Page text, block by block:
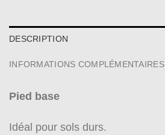
DESCRIPTION
INFORMATIONS COMPLÉMENTAIRES
Pied base
Idéal pour sols durs.